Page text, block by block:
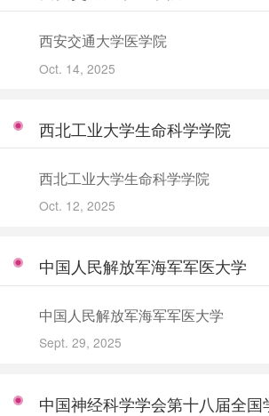
西安交通大学医学院
Oct. 14, 2025
西北工业大学生命科学学院
西北工业大学生命科学学院
Oct. 12, 2025
中国人民解放军海军军医大学
中国人民解放军海军军医大学
Sept. 29, 2025
中国神经科学学会第十八届全国